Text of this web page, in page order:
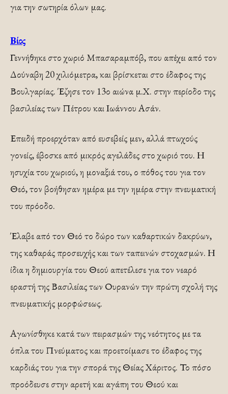
για την σωτηρία όλων μας.
Βίος
Γεννήθηκε στο χωριό Μπασαραμπόβ, που απέχει από τον
Δούναβη 20 χιλιόμετρα, και βρίσκεται στο έδαφος της
Βουλγαρίας. Έζησε τον 13ο αιώνα μ.Χ. στην περίοδο της
βασιλείας των Πέτρου και Ιωάννου Ασάν.
Επειδή προερχόταν από ευσεβείς μεν, αλλά πτωχούς
γονείς, έβοσκε από μικρός αγελάδες στο χωριό του. Η
ησυχία του χωριού, η μοναξιά του, ο πόθος του για τον
Θεό, τον βοήθησαν ημέρα με την ημέρα στην πνευματική
του πρόοδο.
Έλαβε από τον Θεό το δώρο των καθαρτικών δακρύων,
της καθαράς προσευχής και των ταπεινών στοχασμών. Η
ίδια η δημιουργία του Θεού απετέλεσε για τον νεαρό
εραστή της Βασιλείας των Ουρανών την πρώτη σχολή της
πνευματικής μορφώσεως.
Αγωνίσθηκε κατά των πειρασμών της νεότητος με τα
όπλα του Πνεύματος και προετοίμασε το έδαφος της
καρδιάς του για την σπορά της Θείας Χάριτος. Το πόσο
προόδευσε στην αρετή και αγάπη του Θεού και